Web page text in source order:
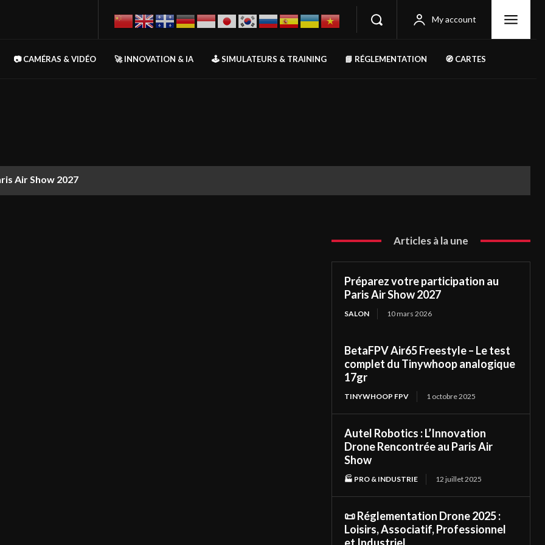
My account
📷 CAMÉRAS & VIDÉO 🚀 INNOVATION & IA 🕹️ SIMULATEURS & TRAINING 📘 RÉGLEMENTATION 🧭 CARTES
Air Show 2027
Articles à la une
Préparez votre participation au
Paris Air Show 2027
SALON 10 mars 2026
BetaFPV Air65 Freestyle – Le test
complet du Tinywhoop analogique
17gr
TINYWHOOP FPV 1 octobre 2025
Autel Robotics : L’Innovation
Drone Rencontrée au Paris Air
Show
🏭 PRO & INDUSTRIE 12 juillet 2025
📜 Réglementation Drone 2025 :
Loisirs, Associatif, Professionnel